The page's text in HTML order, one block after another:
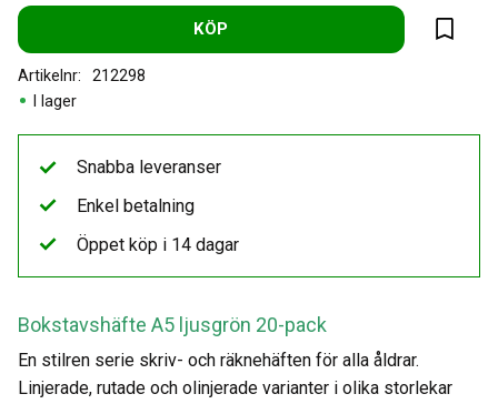
KÖP
Lägg
I lager
Artikelnr 212298
Bokstavshäfte A5 ljusgrön 20-pack
En stilren serie skriv- och räknehäften för alla åldrar.
Linjerade, rutade och olinjerade varianter i olika storlekar
Snabba leveranser
Enkel betalning
Öppet köp i 14 dagar